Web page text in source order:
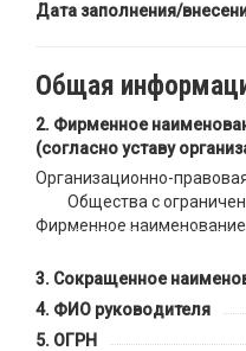
Дата заполнения/
Общая
Фирменное
(согласно уставу
Организационно-
Общества с
Фирменное
Сокращенное
ФИО руководителя
ОГРН